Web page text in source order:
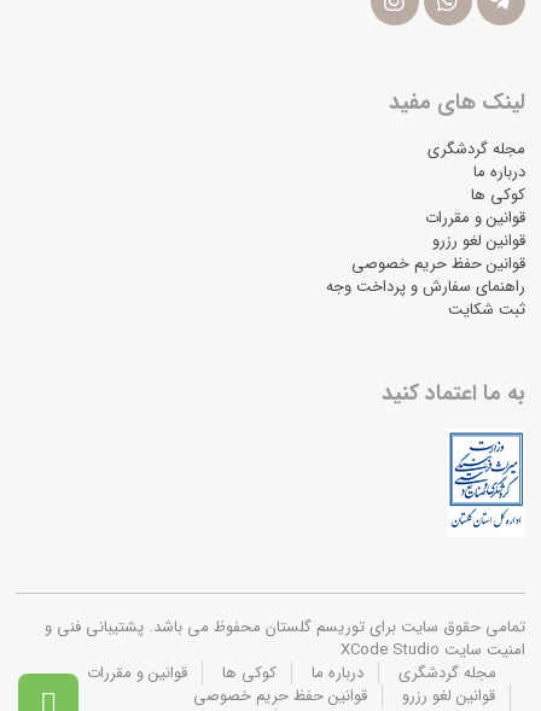

لینک های مفید
مجله گردشگری
درباره ما
کوکی ها
قوانین و مقررات
قوانین لغو رزرو
قوانین حفظ حریم خصوصی
راهنمای سفارش و پرداخت وجه
ثبت شکایت
به ما اعتماد کنید
تمامی حقوق سایت برای توریسم گلستان محفوظ می باشد. پشتیبانی فنی و
امنیت سایت XCode Studio
مجله گردشگری
درباره ما کوکی ها
قوانین و مقررات
قوانین لغو رزرو
قوانین حفظ حریم خصوصی